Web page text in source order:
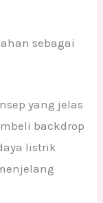
sebagai
yang jelas
backdrop
listrik